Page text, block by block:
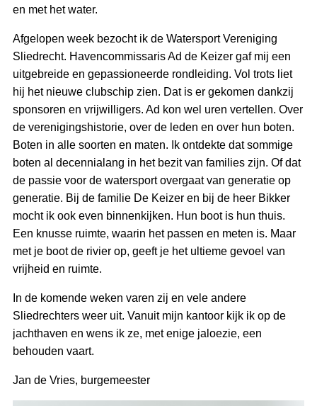
en met het water.
Afgelopen week bezocht ik de Watersport Vereniging
Sliedrecht. Havencommissaris Ad de Keizer gaf mij een
uitgebreide en gepassioneerde rondleiding. Vol trots liet
hij het nieuwe clubschip zien. Dat is er gekomen dankzij
sponsoren en vrijwilligers. Ad kon wel uren vertellen. Over
de verenigingshistorie, over de leden en over hun boten.
Boten in alle soorten en maten. Ik ontdekte dat sommige
boten al decennialang in het bezit van families zijn. Of dat
de passie voor de watersport overgaat van generatie op
generatie. Bij de familie De Keizer en bij de heer Bikker
mocht ik ook even binnenkijken. Hun boot is hun thuis.
Een knusse ruimte, waarin het passen en meten is. Maar
met je boot de rivier op, geeft je het ultieme gevoel van
vrijheid en ruimte.
In de komende weken varen zij en vele andere
Sliedrechters weer uit. Vanuit mijn kantoor kijk ik op de
jachthaven en wens ik ze, met enige jaloezie, een
behouden vaart.
Jan de Vries, burgemeester